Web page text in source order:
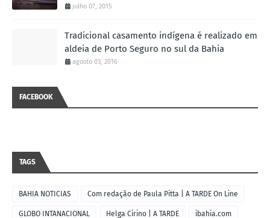
julho 07, 2015
Tradicional casamento indígena é realizado em
aldeia de Porto Seguro no sul da Bahia
agosto 03, 2016
FACEBOOK
TAGS
BAHIA NOTICIAS Com redação de Paula Pitta | A TARDE On Line
GLOBO INTANACIONAL Helga Cirino | A TARDE ibahia.com